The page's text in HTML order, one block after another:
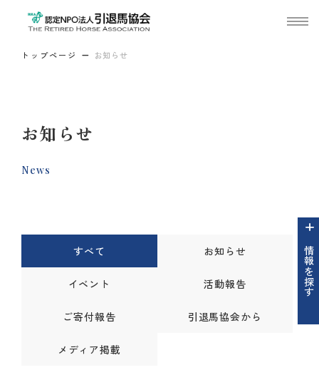
トップページ お知らせ
お知らせ
News
情報を探す
すべて お知らせ
イベント 活動報告
ご寄付報告 引退馬協会から
メディア掲載